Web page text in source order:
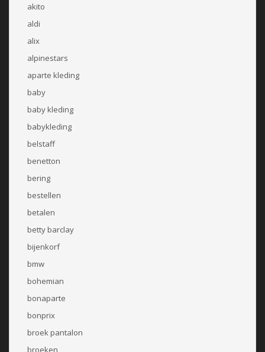
akito
aldi
alix
alpinestars
aparte kleding
baby
baby kleding
babykleding
belstaff
benetton
bering
bestellen
betalen
betty barclay
bijenkorf
bmw
bohemian
bonaparte
bonprix
broek pantalon
broeken